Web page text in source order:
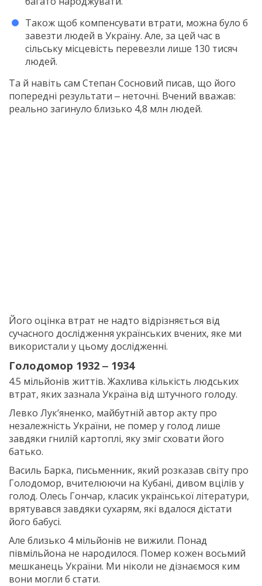
Також щоб компенсувати втрати, можна було б
завезти людей в Україну. Але, за цей час в
сільську місцевість перевезли лише 130 тисяч
людей.
Та й навіть сам Степан Сосновий писав, що його
попередні результати ‒ неточні. Вчений вважав:
реально загинуло близько 4,8 млн людей.
Його оцінка втрат не надто відрізняється від
сучасного дослідження українських вчених, яке ми
використали у цьому дослідженні.
Голодомор 1932 ‒ 1934
4.5 мільйонів життів. Жахлива кількість людських
втрат, яких зазнала Україна від штучного голоду.
Левко Лук’яненко, майбутній автор акту про
незалежність України, не помер у голод лише
завдяки гнилій картоплі, яку зміг сховати його
батько.
Василь Барка, письменник, який розказав світу про
Голодомор, вчителюючи на Кубані, дивом вцілів у
голод. Олесь Гончар, класик української літератури,
врятувався завдяки сухарям, які вдалося дістати
його бабусі.
Але близько 4 мільйонів не вижили. Понад
півмільйона не народилося. Помер кожен восьмий
мешканець України. Ми ніколи не дізнаємося ким
вони могли б стати.